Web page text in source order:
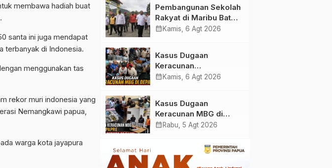
membawa hadiah buat
santa ini juga mendapat
terbanyak di Indonesia.
menggunakan tas
rekor muri indonesia yang
Nemangkawi papua,
warga kota jayapura
Bukhori dan Warga
Sekitar
Pembangunan Sekolah
Rakyat di Maribu Batal,
Dipindahkan ke Muara
calendar_month Kamis, 6 Agt 2026
Kasus Dugaan
Keracunan
MBG: Wamengadri
yang Ditemukan
calendar_month Kamis, 6 Agt 2026
Kasus Dugaan
Keracunan MBG di
Kabupaten Jayapura,
calendar_month Rabu, 5 Agt 2026